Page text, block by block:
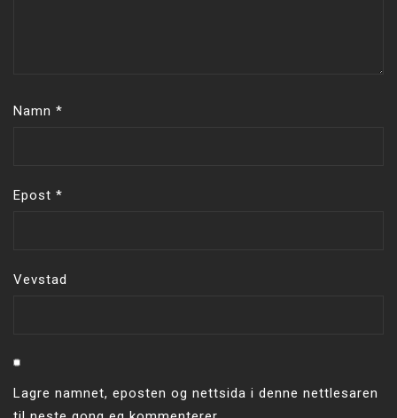
Namn *
Epost *
Vevstad
Lagre namnet, eposten og nettsida i denne nettlesaren